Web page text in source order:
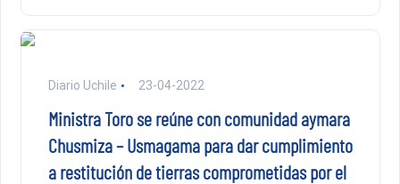
Diario Uchile 23-04-2022
Ministra Toro se reúne con comunidad aymara
Chusmiza – Usmagama para dar cumplimiento
a restitución de tierras comprometidas por el